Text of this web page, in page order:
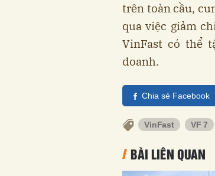
trên toàn cầu,
qua việc giảm
VinFast có thể
doanh.
Chia sẻ Facebook
VinFast VF 7
BÀI LIÊN QUAN